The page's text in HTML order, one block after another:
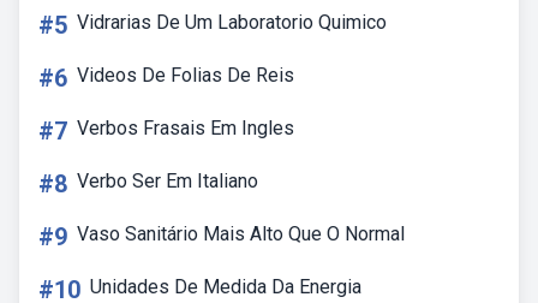
#5 Vidrarias De Um Laboratorio Quimico
#6 Videos De Folias De Reis
#7 Verbos Frasais Em Ingles
#8 Verbo Ser Em Italiano
#9 Vaso Sanitário Mais Alto Que O Normal
#10 Unidades De Medida Da Energia